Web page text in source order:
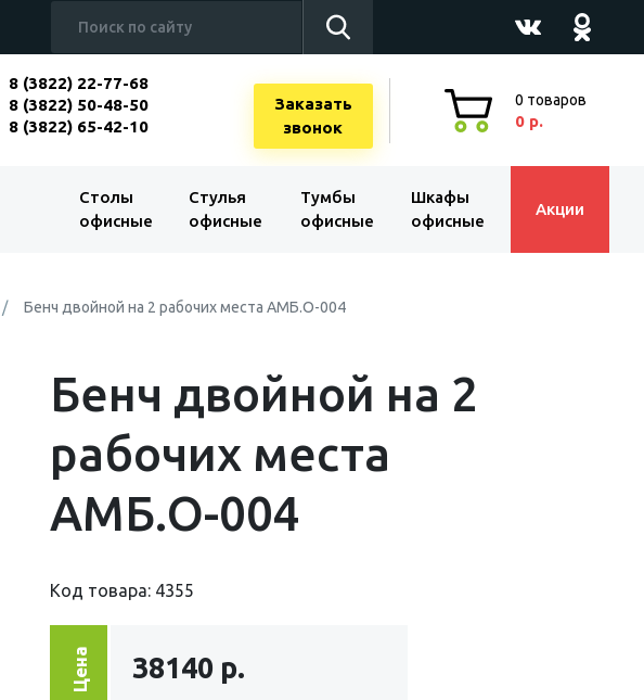
8 (3822) 22-77-68
8 (3822) 50-48-50
8 (3822) 65-42-10
Заказать
звонок
0 товаров
0 р.
Столы
офисные
Стулья
офисные
Тумбы
офисные
Шкафы
офисные
Акции
Бенч двойной на 2 рабочих места АМБ.О-004
Бенч двойной на 2
рабочих места
АМБ.О-004
Код товара: 4355
Цена 38140 р.